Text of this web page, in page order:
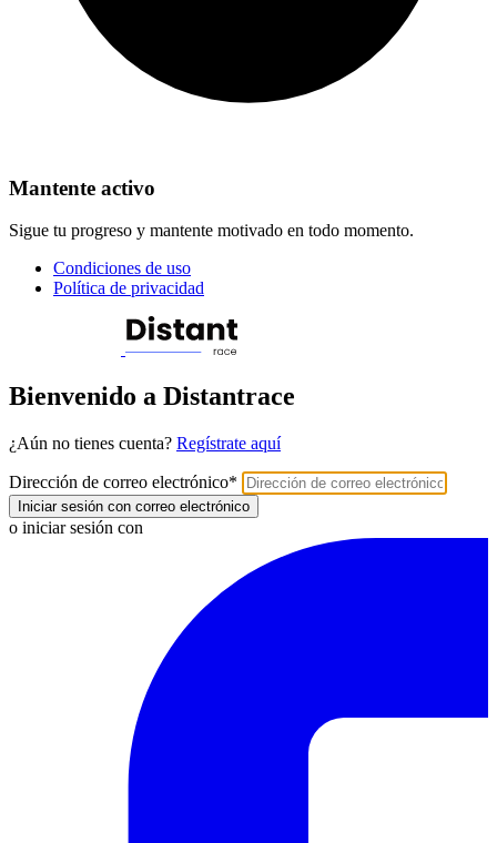
Mantente activo
Sigue tu progreso y mantente motivado en todo momento.
Condiciones de uso
Política de privacidad
Bienvenido a Distantrace
¿Aún no tienes cuenta? Regístrate aquí
Dirección de correo electrónico*
Iniciar sesión con correo electrónico
o iniciar sesión con